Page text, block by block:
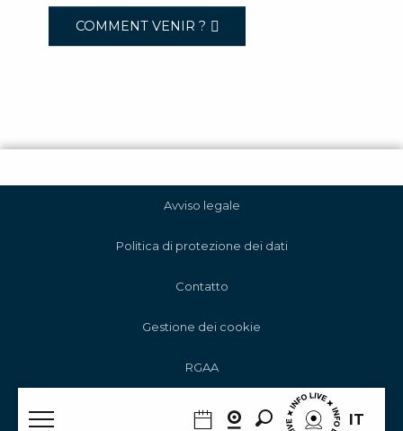
Ricerca IT
COMMENT VENIR ?
Avviso legale
Politica di protezione dei dati
Contatto
Gestione dei cookie
RGAA